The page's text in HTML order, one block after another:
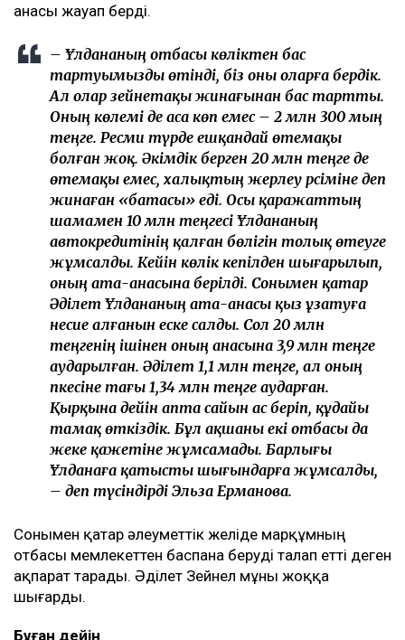
анасы жауап берді.
– Ұлдананың отбасы көліктен бас
тартуымызды өтінді, біз оны оларға бердік.
Ал олар зейнетақы жинағынан бас тартты.
Оның көлемі де аса көп емес – 2 млн 300 мың
теңге. Ресми түрде ешқандай өтемақы
болған жоқ. Әкімдік берген 20 млн теңге де
өтемақы емес, халықтың жерлеу рәсіміне деп
жинаған «батасы» еді. Осы қаражаттың
шамамен 10 млн теңгесі Ұлдананың
автокредитінің қалған бөлігін толық өтеуге
жұмсалды. Кейін көлік кепілден шығарылып,
оның ата-анасына берілді. Сонымен қатар
Әділет Ұлдананың ата-анасы қыз ұзатуға
несие алғанын еске салды. Сол 20 млн
теңгенің ішінен оның анасына 3,9 млн теңге
аударылған. Әділет 1,1 млн теңге, ал оның
әпкесіне тағы 1,34 млн теңге аударған.
Қырқына дейін апта сайын ас беріп, құдайы
тамақ өткіздік. Бұл ақшаны екі отбасы да
жеке қажетіне жұмсамады. Барлығы
Ұлданаға қатысты шығындарға жұмсалды,
– деп түсіндірді Эльза Ерманова.
Сонымен қатар әлеуметтік желіде марқұмның
отбасы мемлекеттен баспана беруді талап етті деген
ақпарат тарады. Әділет Зейнел мұны жоққа
шығарды.
Бұған дейін